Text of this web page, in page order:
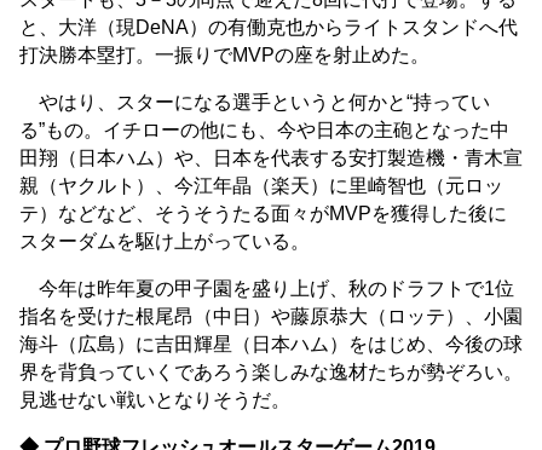
と、大洋（現DeNA）の有働克也からライトスタンドへ代
打決勝本塁打。一振りでMVPの座を射止めた。
やはり、スターになる選手というと何かと“持ってい
る”もの。イチローの他にも、今や日本の主砲となった中
田翔（日本ハム）や、日本を代表する安打製造機・青木宣
親（ヤクルト）、今江年晶（楽天）に里崎智也（元ロッ
テ）などなど、そうそうたる面々がMVPを獲得した後に
スターダムを駆け上がっている。
今年は昨年夏の甲子園を盛り上げ、秋のドラフトで1位
指名を受けた根尾昂（中日）や藤原恭大（ロッテ）、小園
海斗（広島）に吉田輝星（日本ハム）をはじめ、今後の球
界を背負っていくであろう楽しみな逸材たちが勢ぞろい。
見逃せない戦いとなりそうだ。